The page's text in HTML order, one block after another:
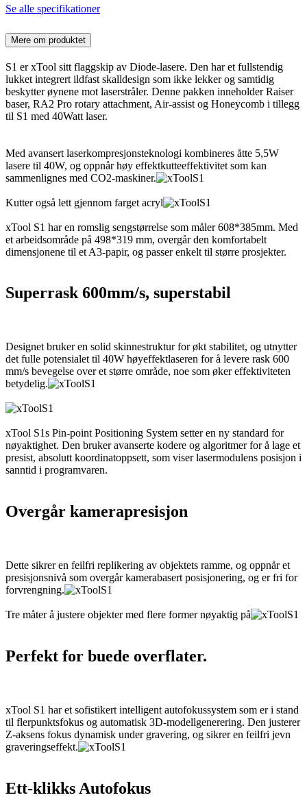
Se alle specifikationer
Mere om produktet
S1 er xTool sitt flaggskip av Diode-lasere. Den har et fullstendig
lukket integrert ildfast skalldesign som ikke lekker og samtidig
beskytter øynene mot laserstråler. Denne pakken inneholder Raiser
baser, RA2 Pro rotary attachment, Air-assist og Honeycomb i tillegg
til S1 med 40Watt laser.
Med avansert laserkompresjonsteknologi kombineres åtte 5,5W
lasere til 40W, og oppnår høy effektkutteeffektivitet som kan
sammenlignes med CO2-maskiner.
Kutter også lett gjennom farget acryl
xTool S1 har en romslig sengstørrelse som måler 608*385mm. Med
et arbeidsområde på 498*319 mm, overgår den komfortabelt
dimensjonene til et A3-papir, og passer enkelt til større prosjekter.
Superrask 600mm/s, superstabil
Designet bruker en solid skinnestruktur for økt stabilitet, og utnytter
det fulle potensialet til 40W høyeffektlaseren for å levere rask 600
mm/s bevegelse over et større område, noe som øker effektiviteten
betydelig.
xTool S1s Pin-point Positioning System setter en ny standard for
nøyaktighet. Den bruker avanserte kodere og algoritmer for å lage et
presist, absolutt koordinatoppsett, som viser lasermodulens posisjon i
sanntid i programvaren.
Overgår kamerapresisjon
Dette sikrer en feilfri replikering av objektets ramme, og oppnår et
presisjonsnivå som overgår kamerabasert posisjonering, og er fri for
forvrengning.
Tre måter å justere objekter med flere former nøyaktig på
Perfekt for buede overflater.
xTool S1 har et sofistikert intelligent autofokussystem som er i stand
til flerpunktsfokus og automatisk 3D-modellgenerering. Den justerer
Z-aksens fokus dynamisk under gravering, og sikrer en feilfri jevn
graveringseffekt.
Ett-klikks Autofokus